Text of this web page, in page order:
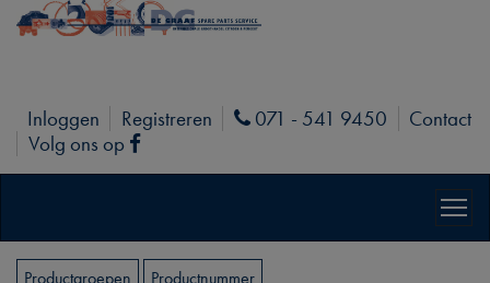
Inloggen Registreren Phone
071 - 541 9450
Contact
Volg ons op
Facebook
Productgroepen Productnummer